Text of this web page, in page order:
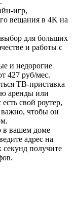
игр,
вещания в 4K на
для больших
и работы с
и недорогие
427 руб/мес.
ТВ-приставка
аренды или
свой роутер,
чтобы он
в вашем доме
адрес на
секунд получите